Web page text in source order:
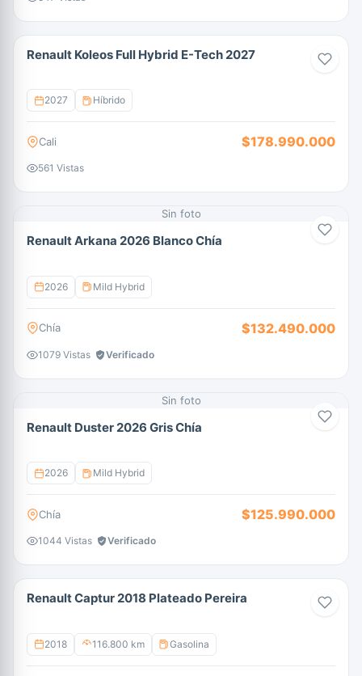
Renault Koleos Full Hybrid E-Tech 2027
2027 Híbrido
Cali $178.990.000
561 Vistas
Sin foto
Renault Arkana 2026 Blanco Chía
2026 Mild Hybrid
Chía $132.490.000
1079 Vistas Verificado
Sin foto
Renault Duster 2026 Gris Chía
2026 Mild Hybrid
Chía $125.990.000
1044 Vistas Verificado
Renault Captur 2018 Plateado Pereira
2018 116.800 km Gasolina